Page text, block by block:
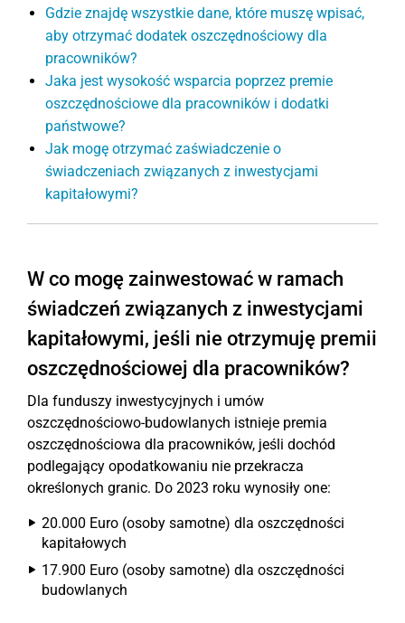
Gdzie znajdę wszystkie dane, które muszę wpisać,
aby otrzymać dodatek oszczędnościowy dla
pracowników?
Jaka jest wysokość wsparcia poprzez premie
oszczędnościowe dla pracowników i dodatki
państwowe?
Jak mogę otrzymać zaświadczenie o
świadczeniach związanych z inwestycjami
kapitałowymi?
W co mogę zainwestować w ramach
świadczeń związanych z inwestycjami
kapitałowymi, jeśli nie otrzymuję premii
oszczędnościowej dla pracowników?
Dla funduszy inwestycyjnych i umów
oszczędnościowo-budowlanych istnieje premia
oszczędnościowa dla pracowników, jeśli dochód
podlegający opodatkowaniu nie przekracza
określonych granic. Do 2023 roku wynosiły one:
20.000 Euro (osoby samotne) dla oszczędności
kapitałowych
17.900 Euro (osoby samotne) dla oszczędności
budowlanych